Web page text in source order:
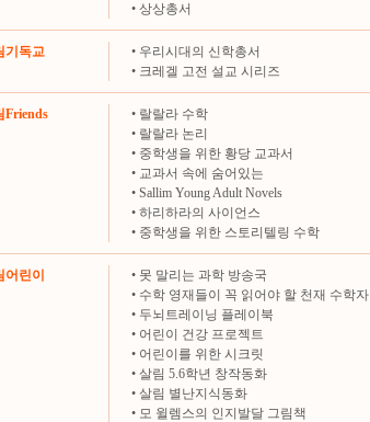
• 상상총서
기독교 • 우리시대의 신학총서
• 크레겔 고전 설교 시리즈
Friends • 랄랄라 수학
• 랄랄라 논리
• 중학생을 위한 황당 교과서
• 교과서 속에 숨어있는
• Sallim Young Adult Novels
• 하리하라의 사이언스
• 중학생을 위한 스토리텔링 수학
어린이 • 못 말리는 과학 방송국
• 수학 영재들이 꼭 읽어야 할 천재 수학자
• 두뇌트레이닝 플레이북
• 어린이 건강 프로젝트
• 어린이를 위한 시크릿
• 살림 5.6학년 창작동화
• 살림 별난지식동화
• 모 윌렘스의 인지발달 그림책